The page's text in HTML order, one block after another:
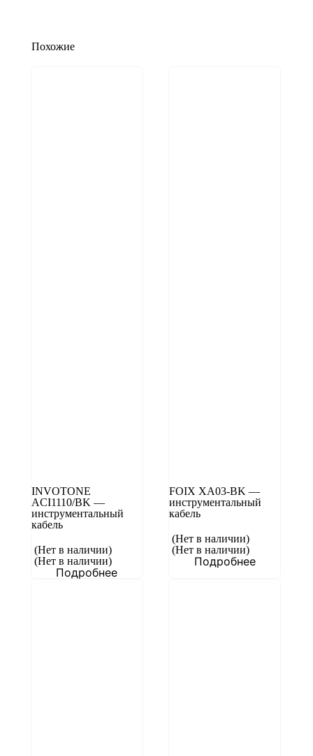
Похожие
INVOTONE
ACI1110/BK —
инструментальный
кабель
(Нет в наличии)
(Нет в наличии)
Подробнее
FOIX XA03-BK —
инструментальный
кабель
(Нет в наличии)
(Нет в наличии)
Подробнее